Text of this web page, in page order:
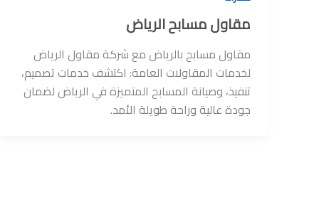
مقاول مسابح الرياض
مقاول مسابح بالرياض مع شركة مقاول الرياض
لخدمات المقاولات العامة: اكتشف خدمات تصميم،
تنفيذ، وصيانة المسابح المتميزة في الرياض لضمان
جودة عالية وراحة طويلة الأمد.